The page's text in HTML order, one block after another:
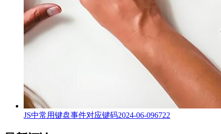
JS中常用键盘事件对应键码2024-06-096722